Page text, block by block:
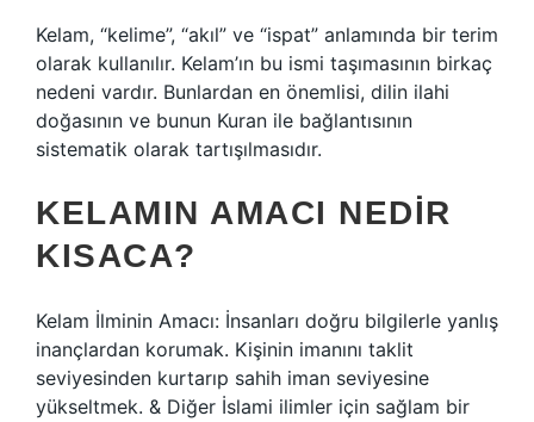
Kelam, “kelime”, “akıl” ve “ispat” anlamında bir terim
olarak kullanılır. Kelam’ın bu ismi taşımasının birkaç
nedeni vardır. Bunlardan en önemlisi, dilin ilahi
doğasının ve bunun Kuran ile bağlantısının
sistematik olarak tartışılmasıdır.
KELAMIN AMACI NEDIR
KISACA?
Kelam İlminin Amacı: İnsanları doğru bilgilerle yanlış
inançlardan korumak. Kişinin imanını taklit
seviyesinden kurtarıp sahih iman seviyesine
yükseltmek. & Diğer İslami ilimler için sağlam bir